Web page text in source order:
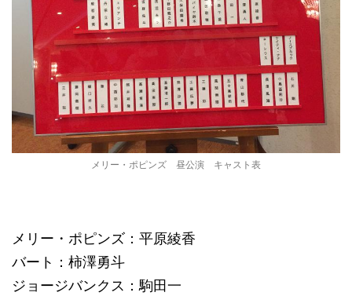
メリー・ポピンズ 昼公演 キャスト表
メリー・ポピンズ：平原綾香
バート：柿澤勇斗
ジョージバンクス：駒田一